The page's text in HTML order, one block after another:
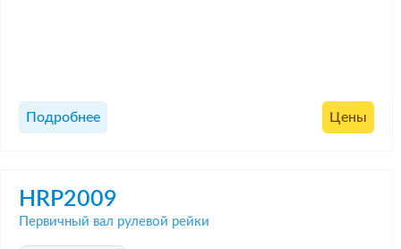
Подробнее Цены
HRP2009
Первичный вал рулевой рейки